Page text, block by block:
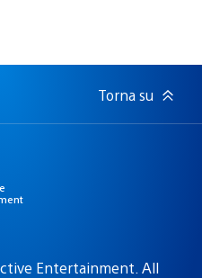
Torna su
Entertainment. All